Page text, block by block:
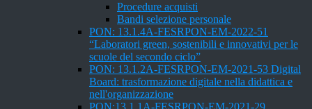
Procedure acquisti
Bandi selezione personale
PON: 13.1.4A-FESRPON-EM-2022-51
“Laboratori green, sostenibili e innovativi per le
scuole del secondo ciclo”
PON: 13.1.2A-FESRPON-EM-2021-53 Digital
Board: trasformazione digitale nella didattica e
nell'organizzazione